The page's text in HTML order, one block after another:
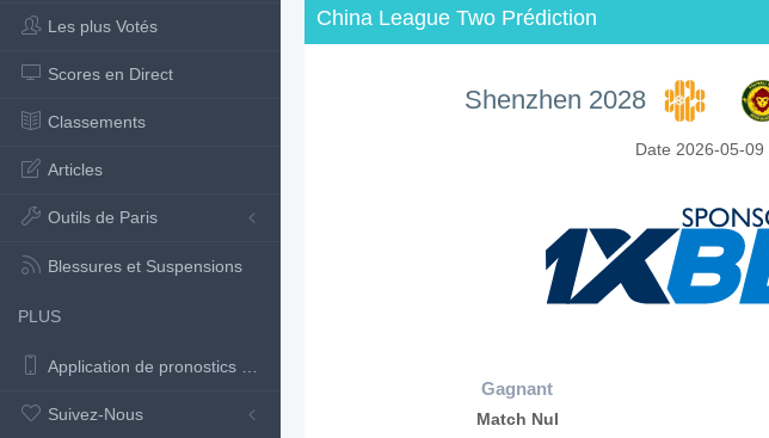
Les plus Votés
Scores en Direct
Classements
Articles
Outils de Paris
Blessures et Suspensions
PLUS
Application de pronostics de football
Suivez-Nous
China League Two Prédiction
Shenzhen 2028
Date 2026-05-09
Gagnant
Match Nul